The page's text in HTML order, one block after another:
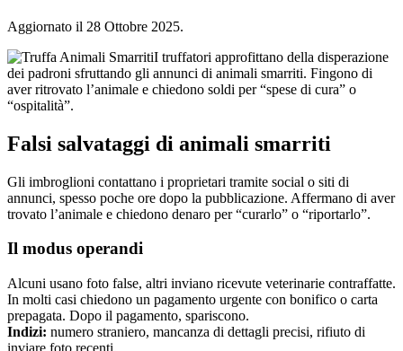
Aggiornato il 28 Ottobre 2025.
I truffatori approfittano della disperazione
dei padroni sfruttando gli annunci di animali smarriti. Fingono di
aver ritrovato l’animale e chiedono soldi per “spese di cura” o
“ospitalità”.
Falsi salvataggi di animali smarriti
Gli imbroglioni contattano i proprietari tramite social o siti di
annunci, spesso poche ore dopo la pubblicazione. Affermano di aver
trovato l’animale e chiedono denaro per “curarlo” o “riportarlo”.
Il modus operandi
Alcuni usano foto false, altri inviano ricevute veterinarie contraffatte.
In molti casi chiedono un pagamento urgente con bonifico o carta
prepagata. Dopo il pagamento, spariscono.
Indizi: numero straniero, mancanza di dettagli precisi, rifiuto di